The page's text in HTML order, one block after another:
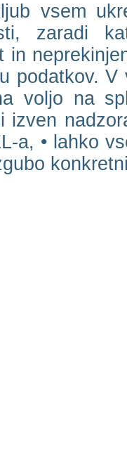
vsem
zaradi
in
podatkov.
voljo na
izven
a, • lahko